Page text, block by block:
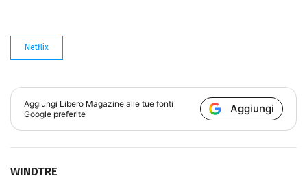
Netflix
Aggiungi Libero Magazine alle tue fonti
Google preferite
Aggiungi
WINDTRE